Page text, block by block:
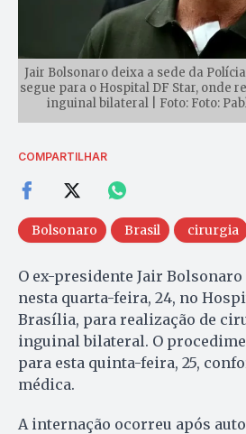
Jair Bolsonaro deixa a sede da
segue para o Hospital DF Star, onde
inguinal bilateral | Foto: Foto:
COMPARTILHAR
Bolsonaro Brasil cirurgia
O ex-presidente Jair
nesta quarta-feira, 24, no
Brasília, para realização de
inguinal bilateral. O
para esta quinta-feira, 25,
médica.
A internação ocorreu após